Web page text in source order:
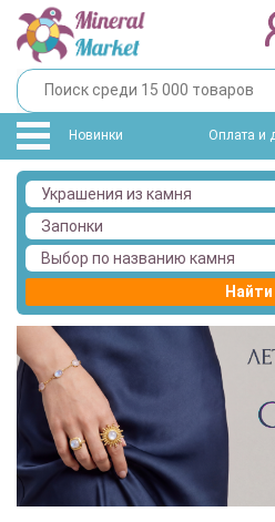
Новинки Оплата и
Найти